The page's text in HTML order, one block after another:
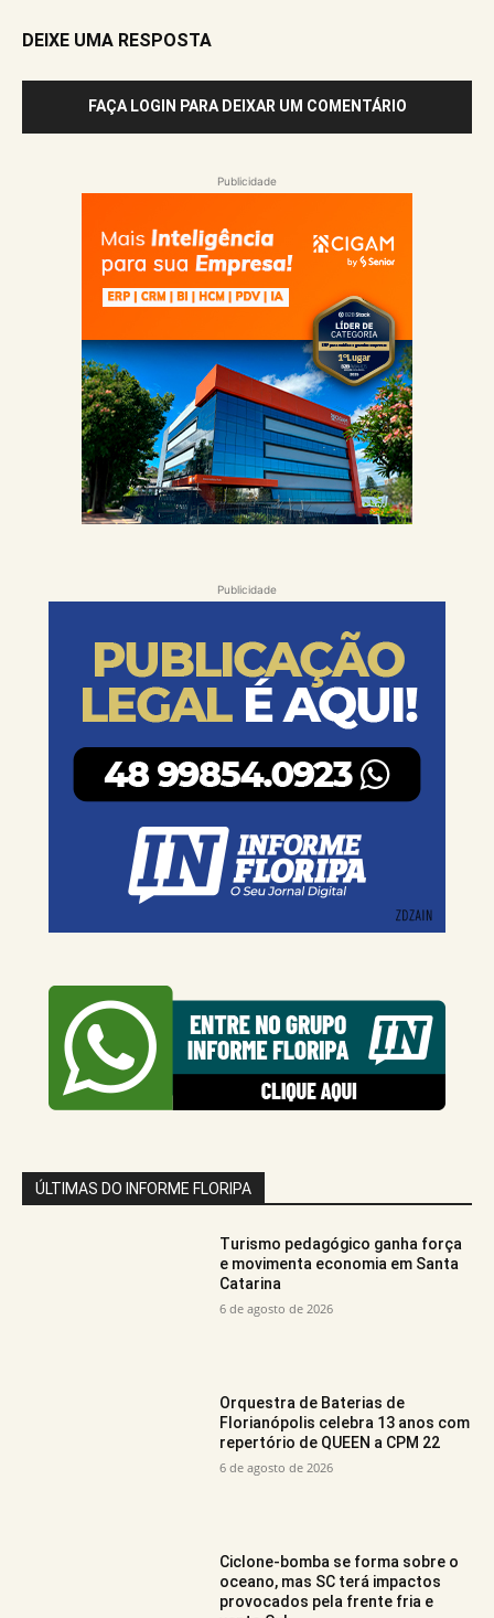
DEIXE UMA RESPOSTA
FAÇA LOGIN PARA DEIXAR UM COMENTÁRIO
Publicidade
Publicidade
ÚLTIMAS DO INFORME FLORIPA
Turismo pedagógico ganha força
e movimenta economia em Santa
Catarina
6 de agosto de 2026
Orquestra de Baterias de
Florianópolis celebra 13 anos com
repertório de QUEEN a CPM 22
6 de agosto de 2026
Ciclone-bomba se forma sobre o
oceano, mas SC terá impactos
provocados pela frente fria e